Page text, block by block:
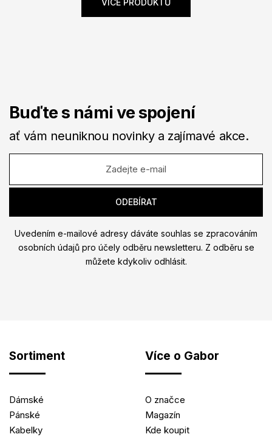
VÍCE PRODUKTŮ
Buďte s námi ve spojení
ať vám neuniknou novinky a zajímavé akce.
Uvedením e-mailové adresy dáváte souhlas se zpracováním
osobních údajů pro účely odběru newsletteru. Z odběru se
můžete kdykoliv odhlásit.
Sortiment
Dámské
Pánské
Kabelky
Více o Gabor
O značce
Magazín
Kde koupit